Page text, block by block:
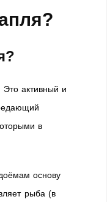
активный и
в
основу
рыба (в